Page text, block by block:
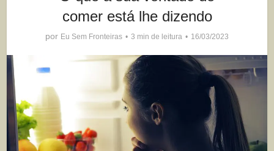
comer está lhe dizendo
por Eu Sem Fronteiras 3 min de leitura 16/03/2023